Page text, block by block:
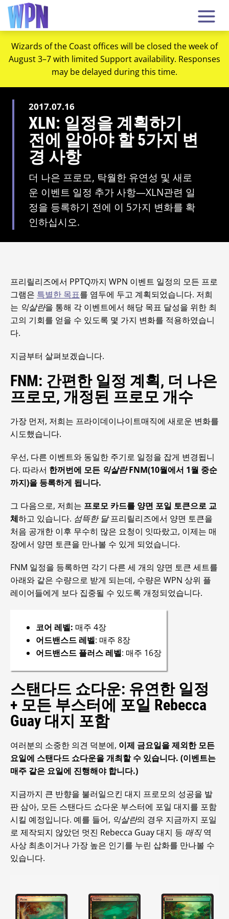
Wizards of the Coast offices will be closed the week of
August 3–7 with limited Support availability. Responses
may be delayed during this time.
2017.07.16
XLN: 일정을 계획하기
전에 알아야 할 5가지 변
경 사항
더 나은 프로모, 탁월한 유연성 및 새로
운 이벤트 일정 추가 사항—XLN관련 일
정을 등록하기 전에 이 5가지 변화를 확
인하십시오.
프리릴리즈에서 PPTQ까지 WPN 이벤트 일정의 모든 프로
그램은 특별한 목표를 염두에 두고 계획되었습니다. 저희
는 익살란을 통해 각 이벤트에서 해당 목표 달성을 위한 최
고의 기회를 얻을 수 있도록 몇 가지 변화를 적용하였습니
다.
지금부터 살펴보겠습니다.
FNM: 간편한 일정 계획, 더 나은
프로모, 개정된 프로모 개수
가장 먼저, 저희는 프라이데이나이트매직에 새로운 변화를
시도했습니다.
우선, 다른 이벤트와 동일한 주기로 일정을 잡게 변경됩니
다. 따라서 한꺼번에 모든 익살란FNM(10월에서 1월 중순
까지)을 등록하게 됩니다.
그 다음으로, 저희는 프로모 카드를 양면 포일 토큰으로 교
체하고 있습니다. 섬뜩한 달프리릴리즈에서 양면 토큰을
처음 공개한 이후 무수히 많은 요청이 잇따랐고, 이제는 매
장에서 양면 토큰을 만나볼 수 있게 되었습니다.
FNM 일정을 등록하면 각기 다른 세 개의 양면 토큰 세트를
아래와 같은 수량으로 받게 되는데, 수량은 WPN 상위 플
레이어들에게 보다 집중될 수 있도록 개정되었습니다.
코어 레벨: 매주 4장
어드밴스드 레벨: 매주 8장
어드밴스드 플러스 레벨: 매주 16장
스탠다드 쇼다운: 유연한 일정
+ 모든 부스터에 포일 Rebecca
Guay 대지 포함
여러분의 소중한 의견 덕분에, 이제 금요일을 제외한 모든
요일에 스탠다드 쇼다운을 개최할 수 있습니다. (이벤트는
매주 같은 요일에 진행해야 합니다.)
지금까지 큰 반향을 불러일으킨 대지 프로모의 성공을 발
판 삼아, 모든 스탠다드 쇼다운 부스터에 포일 대지를 포함
시킬 예정입니다. 예를 들어, 익살란의 경우 지금까지 포일
로 제작되지 않았던 멋진 Rebecca Guay 대지 등 매직역
사상 최초이거나 가장 높은 인기를 누린 삽화를 만나볼 수
있습니다.